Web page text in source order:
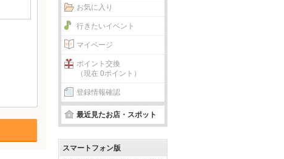
お気に入り
行きたいイベント
マイページ
ポイント交換
（現在 0ポイント）
登録情報確認
最近見たお店・スポット
スマートフォン版